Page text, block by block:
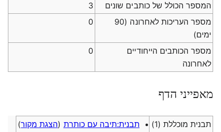
המספר הכולל של כותבים שונים
3
מספר העריכות לאחרונה (90
ימים)
0
מספר הכותבים הייחודיים
לאחרונה
0
מאפייני הדף
תבנית מוכללת (1) תבנית:תיבה עם כותרת (הצגת מקור)